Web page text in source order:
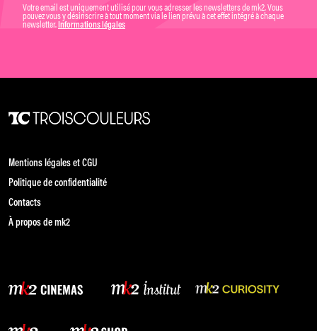
Votre email est uniquement utilisé pour vous adresser les newsletters de mk2. Vous
pouvez vous y désinscrire à tout moment via le lien prévu à cet effet intégré à chaque
newsletter. Informations légales
Mentions légales et CGU
Politique de confidentialité
Contacts
À propos de mk2